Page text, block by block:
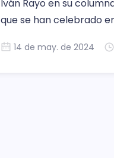
Iván Rayo en su
que se han celebrado
14 de may. de 2024